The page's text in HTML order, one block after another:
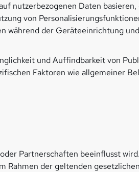
nutzerbezogenen Daten basieren,
von
während der Geräteeinrichtung
und Auffindbarkeit von
Faktoren wie allgemeiner
Partnerschaften beeinflusst
Rahmen der geltenden